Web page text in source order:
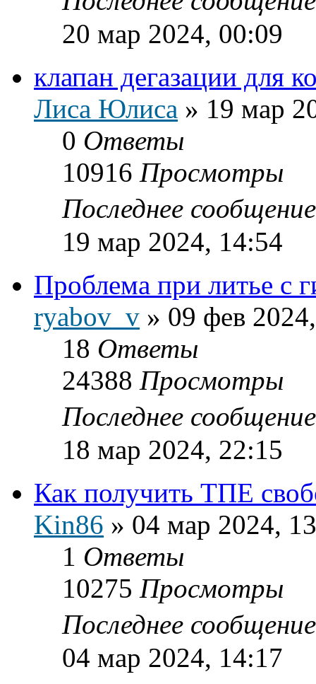
20 мар 2024, 00:09
клапан дегазации для
Лиса Юлиса » 19 мар
0 Ответы
10916 Просмотры
Последнее
19 мар 2024, 14:54
Проблема при литье с
ryabov_v » 09 фев
18 Ответы
24388 Просмотры
Последнее
18 мар 2024, 22:15
Как получить ТПЕ
Kin86 » 04 мар 2024,
1 Ответы
10275 Просмотры
Последнее
04 мар 2024, 14:17